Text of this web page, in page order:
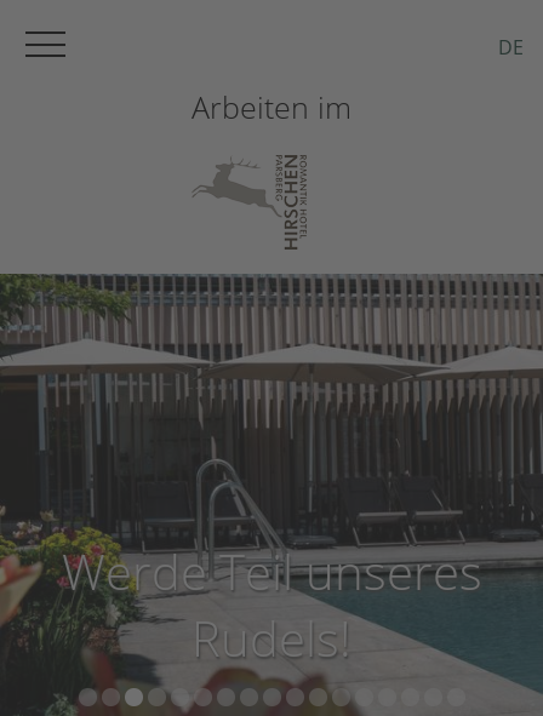
Arbeiten im
DE
Werde Teil unseres
Rudels!
2 3 4 5 6 7 8 9 101112131415
Impressum